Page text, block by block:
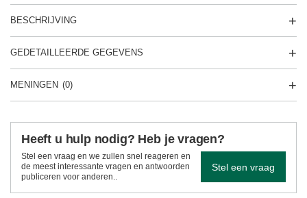
BESCHRIJVING
GEDETAILLEERDE GEGEVENS
MENINGEN (0)
Heeft u hulp nodig? Heb je vragen?
Stel een vraag en we zullen snel reageren en
de meest interessante vragen en antwoorden
publiceren voor anderen..
Stel een vraag